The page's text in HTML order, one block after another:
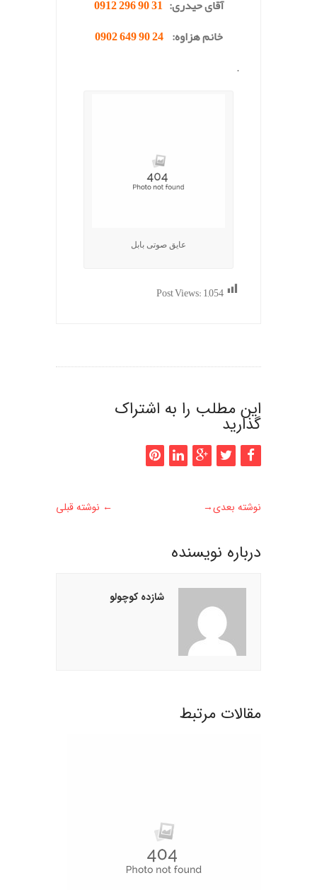
آقای حیدری: 31 90 296 0912
خانم هزاوه:24 90 649 0902
.
عایق صوتی بابل
Post Views:1,054
این مطلب را به اشتراک
گذارید
← نوشته قبلی نوشته بعدی→
درباره نويسنده
شازده کوچولو
مقالات مرتبط